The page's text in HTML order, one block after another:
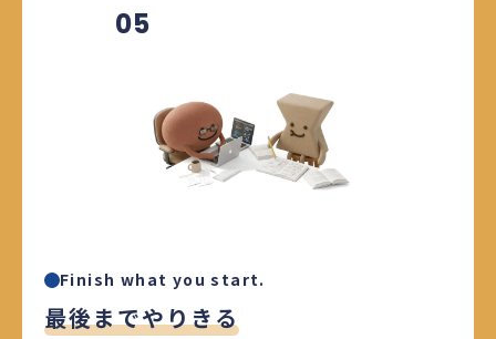
05
Finish what you start.
最後までやりきる